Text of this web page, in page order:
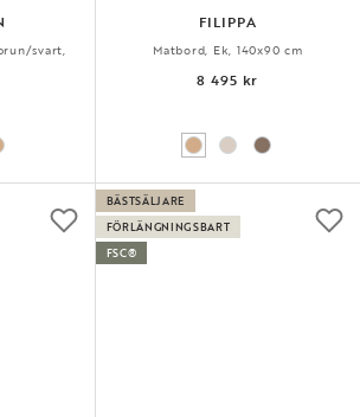
svart,
FILIPPA
Matbord, Ek, 140x90 cm
8 495 kr
BÄSTSÄLJARE
FÖRLÄNGNINGSBART
FSC®